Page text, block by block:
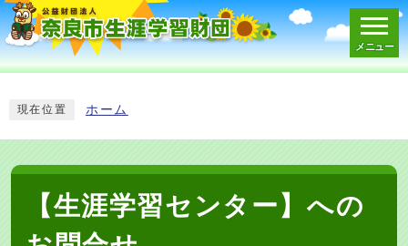
メニュー
現在位置 ホーム
【生涯学習センター】への